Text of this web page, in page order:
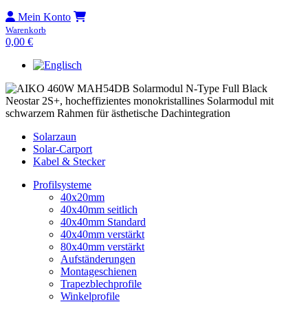
Mein Konto
Warenkorb
0,00 €
Solarzaun
Solar-Carport
Kabel & Stecker
Profilsysteme
40x20mm
40x40mm seitlich
40x40mm Standard
40x40mm verstärkt
80x40mm verstärkt
Aufständerungen
Montageschienen
Trapezblechprofile
Winkelprofile